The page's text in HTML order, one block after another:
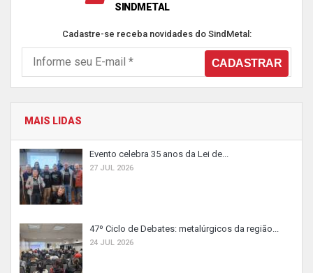
SINDMETAL
Cadastre-se receba novidades do SindMetal:
MAIS LIDAS
Evento celebra 35 anos da Lei de...
27 JUL 2026
47º Ciclo de Debates: metalúrgicos da região...
24 JUL 2026